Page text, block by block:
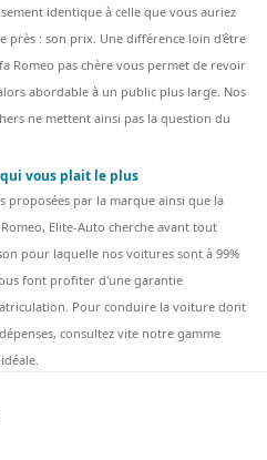
identique à celle que vous auriez
près : son prix. Une différence loin d'être
Romeo pas chère vous permet de revoir
abordable à un public plus large. Nos
ne mettent ainsi pas la question du
vous plait le plus
proposées par la marque ainsi que la
Elite-Auto cherche avant tout
pour laquelle nos voitures sont à 99%
font profiter d'une garantie
Pour conduire la voiture dont
consultez vite notre gamme